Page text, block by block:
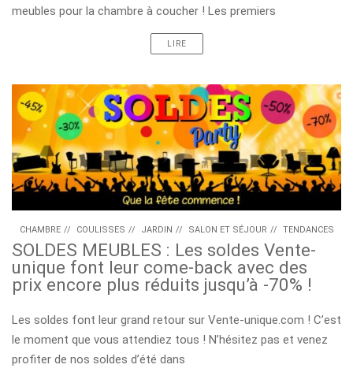
meubles pour la chambre à coucher ! Les premiers
LIRE
CHAMBRE // COULISSES // JARDIN // SALON ET SÉJOUR // TENDANCES
SOLDES MEUBLES : Les soldes Vente-
unique font leur come-back avec des
prix encore plus réduits jusqu’à -70% !
Les soldes font leur grand retour sur Vente-unique.com ! C’est
le moment que vous attendiez tous ! N’hésitez pas et venez
profiter de nos soldes d’été dans